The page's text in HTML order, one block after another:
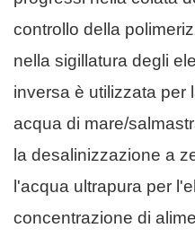
controllo della
nella sigillatura degli
inversa è utilizzata per
acqua di mare/
la desalinizzazione a
l'acqua ultrapura per
concentrazione di